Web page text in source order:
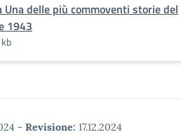
Una delle più commoventi storie del
1943
- Revisione: 17.12.2024